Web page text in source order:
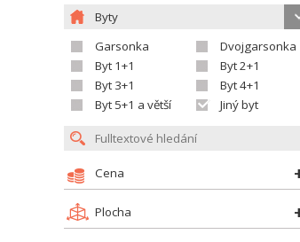
Byty
Garsonka
Dvojgarsonka
Byt 1+1
Byt 2+1
Byt 3+1
Byt 4+1
Byt 5+1 a větší
Jiný byt
Cena
Plocha